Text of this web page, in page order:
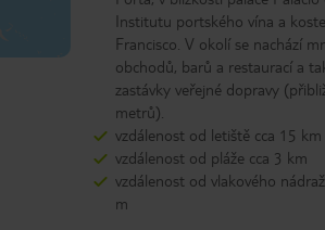
Institutu portského vína a
Francisco. V okolí se nachází
obchodů, barů a restaurací a
zastávky veřejné dopravy
metrů).
vzdálenost od letiště cca 15 km
vzdálenost od pláže cca 3 km
vzdálenost od vlakového
m